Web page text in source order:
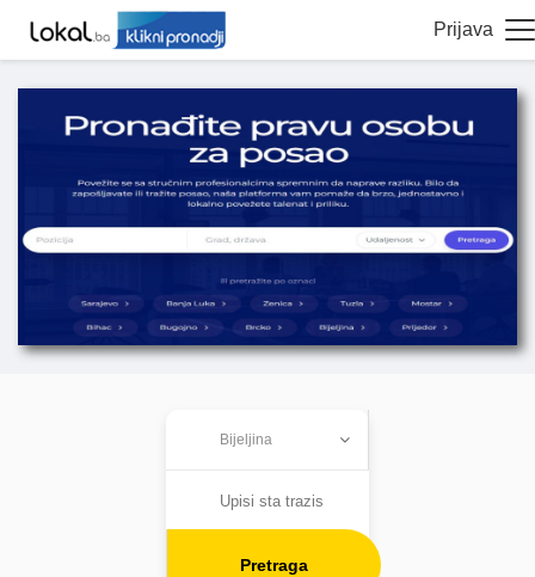
Prijava
Pretraga